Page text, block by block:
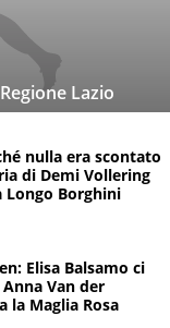
Lazio
nulla era scontato
di Demi Vollering
Borghini
Elisa Balsamo ci
Van der
la Maglia Rosa